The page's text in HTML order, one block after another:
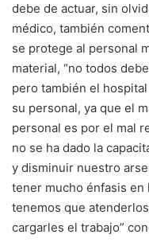
debe de actuar, sin
médico, también
se protege al personal
material, “no todos
pero también el
su personal, ya que el
personal es por el mal
no se ha dado la
y disminuir nuestro
tener mucho énfasis en
tenemos que
cargarles el trabajo”